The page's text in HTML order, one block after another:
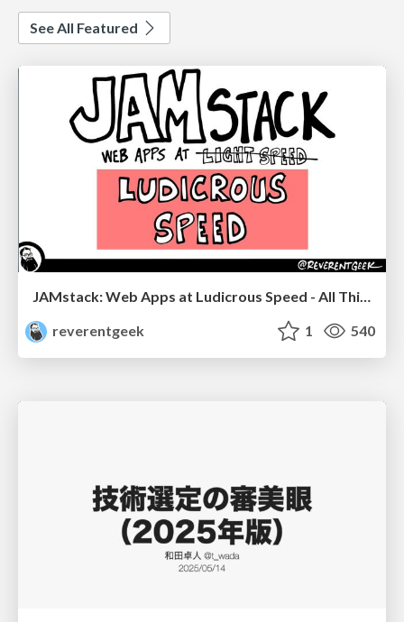
See All Featured
JAMstack: Web Apps at Ludicrous Speed - All Things Open 2022
reverentgeek
1 540